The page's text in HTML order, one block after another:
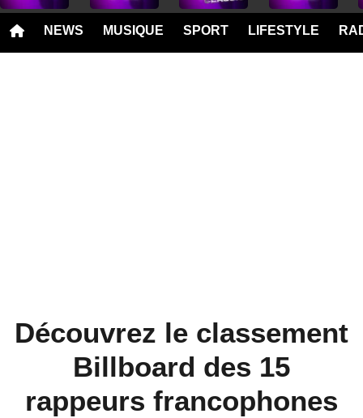
NEWS MUSIQUE SPORT LIFESTYLE
Découvrez le classement
Billboard des 15
rappeurs francophones